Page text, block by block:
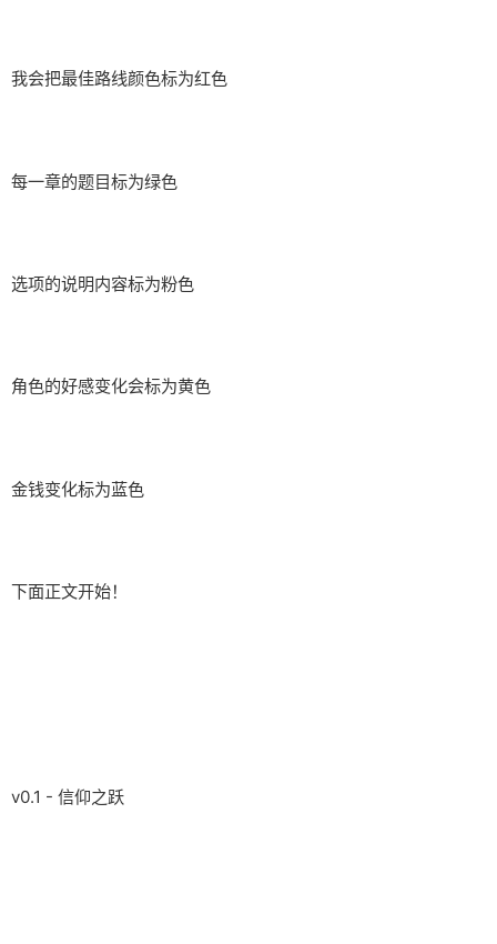
我会把最佳路线颜色标为红色
每一章的题目标为绿色
选项的说明内容标为粉色
角色的好感变化会标为黄色
金钱变化标为蓝色
下面正文开始！
v0.1 - 信仰之跃